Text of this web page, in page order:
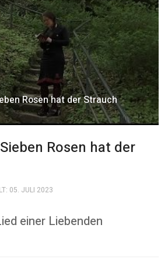
Rosen hat der Strauch
Rosen hat der
05. JULI 2023
einer Liebenden